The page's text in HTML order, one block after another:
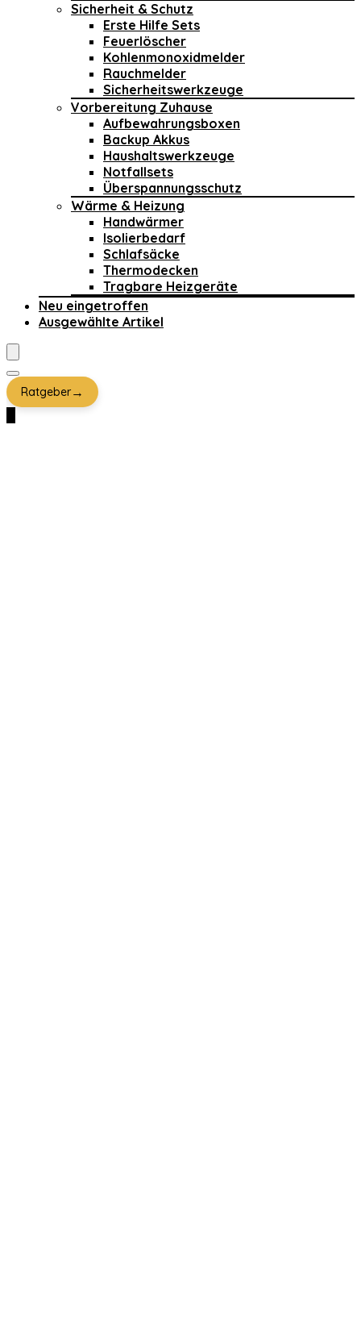
Sicherheit & Schutz
Erste Hilfe Sets
Feuerlöscher
Kohlenmonoxidmelder
Rauchmelder
Sicherheitswerkzeuge
Vorbereitung Zuhause
Aufbewahrungsboxen
Backup Akkus
Haushaltswerkzeuge
Notfallsets
Überspannungsschutz
Wärme & Heizung
Handwärmer
Isolierbedarf
Schlafsäcke
Thermodecken
Tragbare Heizgeräte
Neu eingetroffen
Ausgewählte Artikel
Ratgeber→